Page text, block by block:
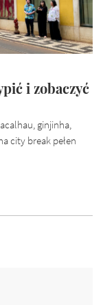
i zobaczyć
ginjinha,
city break pełen